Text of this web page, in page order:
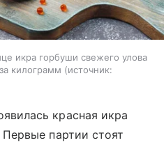
икра горбуши свежего улова
килограмм
источник:
красная икра
партии стоят